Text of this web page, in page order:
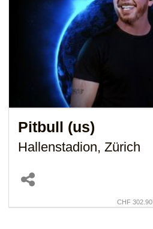
Pitbull (us)
Hallenstadion, Zürich
CHF 302.90